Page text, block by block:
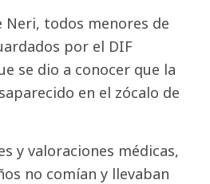
Neri, todos menores de
por el DIF
se dio a conocer que la
en el zócalo de
y valoraciones médicas,
no comían y llevaban